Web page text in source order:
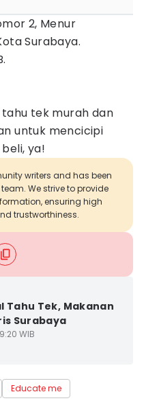
2, Menur
Surabaya.
tek murah dan
untuk mencicipi
ya!
writers and has been
We strive to provide
ensuring high
trustworthiness.
Tahu Tek, Makanan
Surabaya
WIB
Educate me